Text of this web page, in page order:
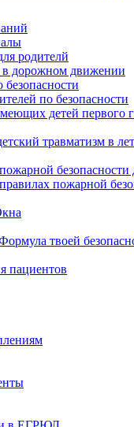
родителй
в дорожном движении
по безопасности
детей первого
травматизм в
безопасности
пожарной
твоей
пациентов